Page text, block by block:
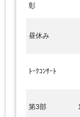
彰
昼休み
ﾄｰｸｺﾝｻｰﾄ
第3部